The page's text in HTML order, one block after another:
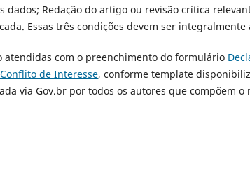
dados; Redação do artigo ou revisão crítica
Essas três condições devem ser integralmente
atendidas com o preenchimento do formulário
de Interesse, conforme template
via Gov.br por todos os autores que compõem o